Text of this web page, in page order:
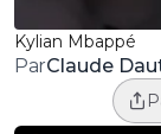
Kylian Mbappé
ParClaude